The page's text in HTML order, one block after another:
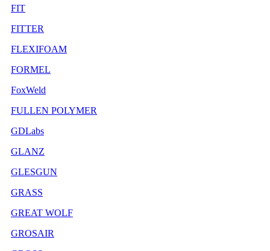
FIT
FITTER
FLEXIFOAM
FORMEL
FoxWeld
FULLEN POLYMER
GDLabs
GLANZ
GLESGUN
GRASS
GREAT WOLF
GROSAIR